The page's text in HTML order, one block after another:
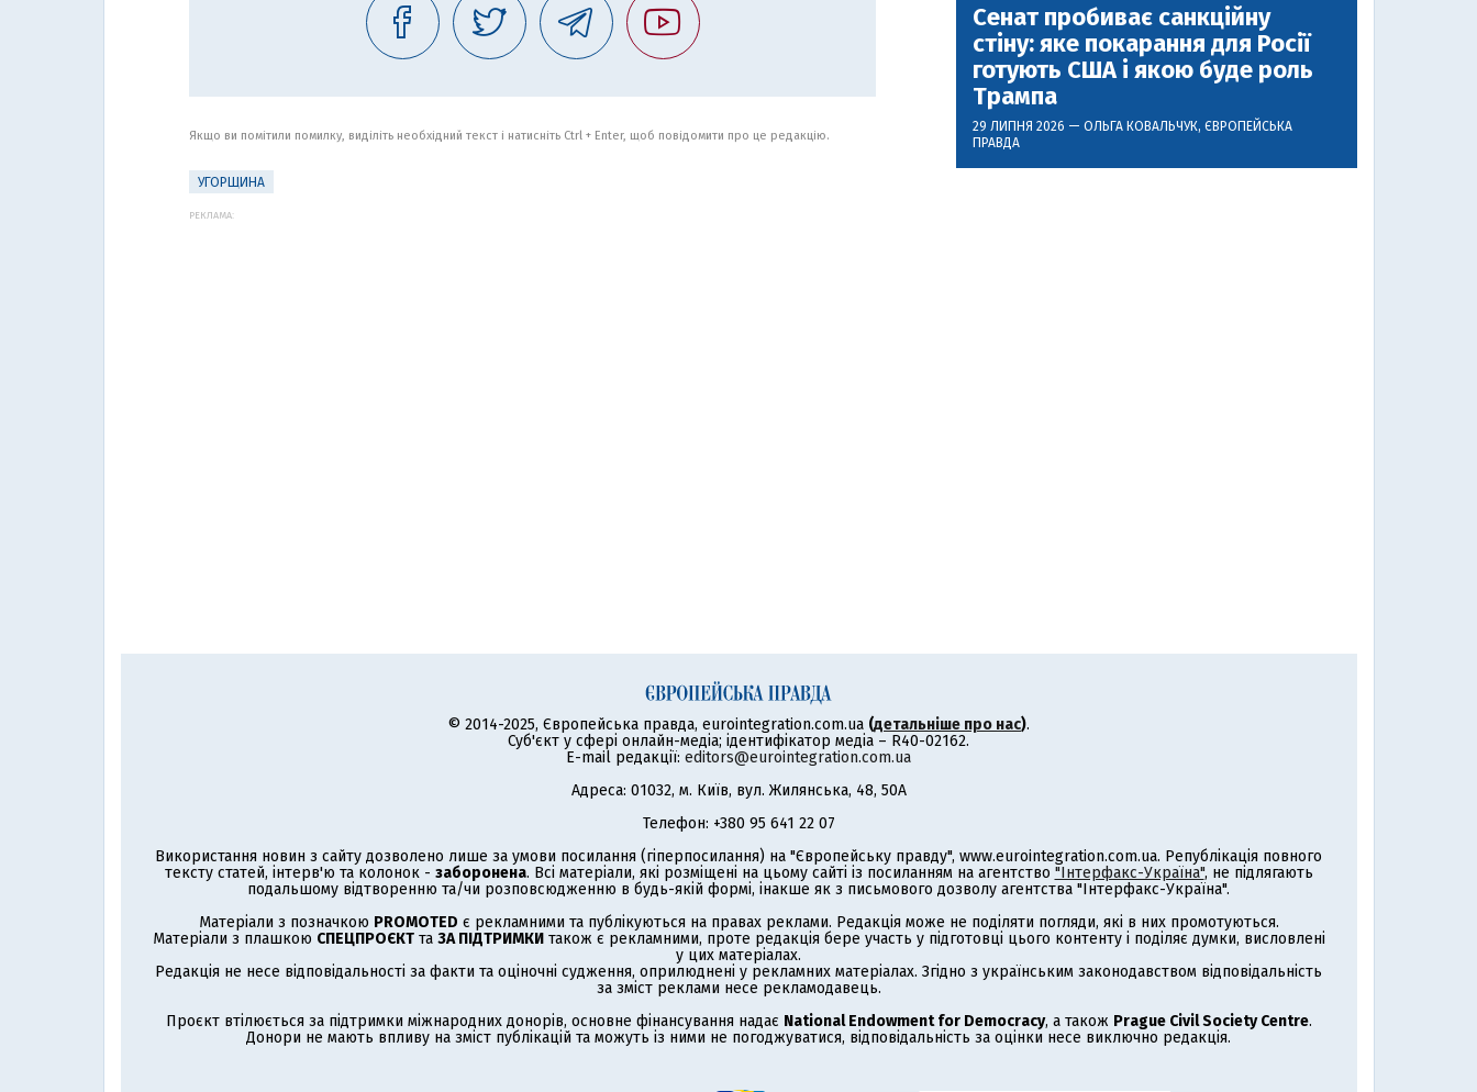
Якщо ви помітили помилку, виділіть необхідний текст і натисніть Ctrl + Enter, щоб повідомити про це редакцію.
УГОРЩИНА
РЕКЛАМА:
Сенат пробиває санкційну
стіну: яке покарання для Росії
готують США і якою буде роль
Трампа
29 ЛИПНЯ 2026 — ОЛЬГА КОВАЛЬЧУК, ЄВРОПЕЙСЬКА
ПРАВДА
© 2014-2025, Європейська правда, eurointegration.com.ua (детальніше про нас).
Суб'єкт у сфері онлайн-медіа; ідентифікатор медіа – R40-02162.
E-mail редакції: editors@eurointegration.com.ua
Адреса: 01032, м. Київ, вул. Жилянська, 48, 50А
Телефон: +380 95 641 22 07
Використання новин з сайту дозволено лише за умови посилання (гіперпосилання) на "Європейську правду", www.eurointegration.com.ua. Републікація повного
тексту статей, інтерв'ю та колонок - заборонена. Всі матеріали, які розміщені на цьому сайті із посиланням на агентство "Інтерфакс-Україна", не підлягають
подальшому відтворенню та/чи розповсюдженню в будь-якій формі, інакше як з письмового дозволу агентства "Інтерфакс-Україна".
Матеріали з позначкою PROMOTED є рекламними та публікуються на правах реклами. Редакція може не поділяти погляди, які в них промотуються.
Матеріали з плашкою СПЕЦПРОЄКТта ЗА ПІДТРИМКИтакож є рекламними, проте редакція бере участь у підготовці цього контенту і поділяє думки, висловлені
у цих матеріалах.
Редакція не несе відповідальності за факти та оціночні судження, оприлюднені у рекламних матеріалах. Згідно з українським законодавством відповідальність
за зміст реклами несе рекламодавець.
Проєкт втілюється за підтримки міжнародних донорів, основне фінансування надає National Endowment for Democracy, а також Prague Civil Society Centre.
Донори не мають впливу на зміст публікацій та можуть із ними не погоджуватися, відповідальність за оцінки несе виключно редакція.